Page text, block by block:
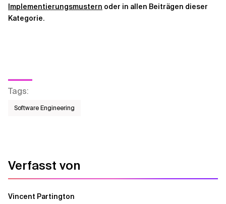
Implementierungsmustern oder in allen Beiträgen dieser
Kategorie.
Tags:
Software Engineering
Verfasst von
Vincent Partington